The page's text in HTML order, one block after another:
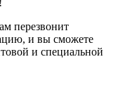
перезвонит
и вы сможете
и специальной